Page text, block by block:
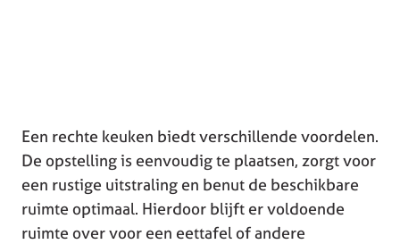
Een rechte keuken biedt verschillende voordelen.
De opstelling is eenvoudig te plaatsen, zorgt voor
een rustige uitstraling en benut de beschikbare
ruimte optimaal. Hierdoor blijft er voldoende
ruimte over voor een eettafel of andere